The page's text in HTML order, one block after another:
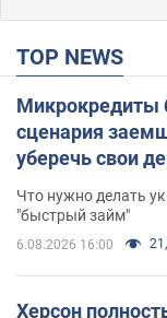
TOP NEWS
Микрокредиты
сценария
уберечь свои
Что нужно делать
"быстрый займ"
6.08.2026 16:00
Херсон